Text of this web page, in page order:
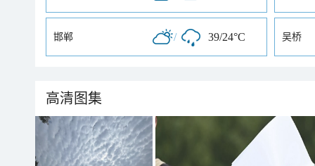
邯郸 / 39/24°C 吴桥
高清图集